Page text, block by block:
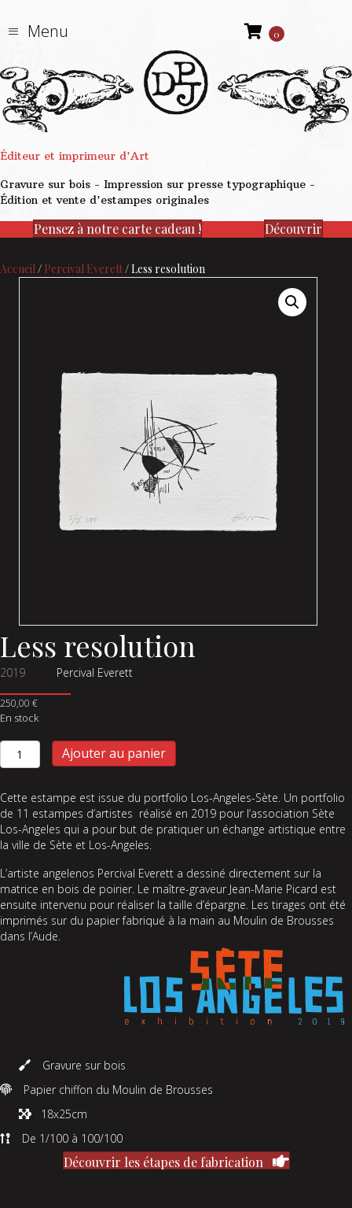
Menu 0
Éditeur et imprimeur d'Art
Gravure sur bois - Impression sur presse typographique -
Édition et vente d'estampes originales
Pensez à notre carte cadeau ! Découvrir
Accueil / Percival Everett/ Less resolution
Less resolution
2019 Percival Everett
250,00 €
En stock
quantité
de
resolution
Ajouter au panier
Cette estampe est issue du portfolio Los-Angeles-Sète. Un portfolio
de 11 estampes d’artistes réalisé en 2019 pour l’association Sète
Los-Angeles qui a pour but de pratiquer un échange artistique entre
la ville de Sète et Los-Angeles.
L’artiste angelenos Percival Everett a dessiné directement sur la
matrice en bois de poirier. Le maître-graveur Jean-Marie Picard est
ensuite intervenu pour réaliser la taille d’épargne. Les tirages ont été
imprimés sur du papier fabriqué à la main au Moulin de Brousses
dans l’Aude.
Gravure sur bois
Papier chiffon du Moulin de Brousses
18x25cm
De 1/100 à 100/100
Découvrir les étapes de fabrication